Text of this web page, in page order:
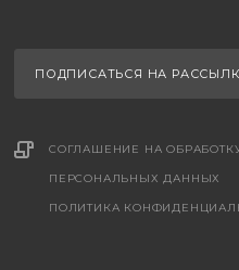
ПОДПИСАТЬСЯ НА
СОГЛАШЕНИЕ НА
ПЕРСОНАЛЬНЫХ ДАННЫХ
ПОЛИТИКА